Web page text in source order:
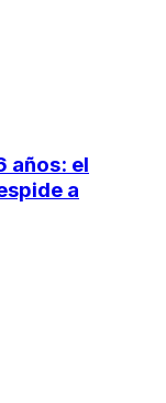
años: el
a